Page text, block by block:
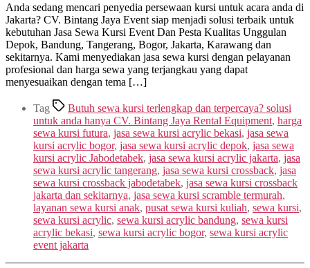
Anda sedang mencari penyedia persewaan kursi untuk acara anda di
Jakarta? CV. Bintang Jaya Event siap menjadi solusi terbaik untuk
kebutuhan Jasa Sewa Kursi Event Dan Pesta Kualitas Unggulan
Depok, Bandung, Tangerang, Bogor, Jakarta, Karawang dan
sekitarnya. Kami menyediakan jasa sewa kursi dengan pelayanan
profesional dan harga sewa yang terjangkau yang dapat
menyesuaikan dengan tema […]
Tag
Butuh sewa kursi terlengkap dan terpercaya? solusi
untuk anda hanya CV. Bintang Jaya Rental Equipment, harga
sewa kursi futura, jasa sewa kursi acrylic bekasi, jasa sewa
kursi acrylic bogor, jasa sewa kursi acrylic depok, jasa sewa
kursi acrylic Jabodetabek, jasa sewa kursi acrylic jakarta, jasa
sewa kursi acrylic tangerang, jasa sewa kursi crossback, jasa
sewa kursi crossback jabodetabek, jasa sewa kursi crossback
jakarta dan sekitarnya, jasa sewa kursi scramble termurah,
layanan sewa kursi anak, pusat sewa kursi kuliah, sewa kursi,
sewa kursi acrylic, sewa kursi acrylic bandung, sewa kursi
acrylic bekasi, sewa kursi acrylic bogor, sewa kursi acrylic
event jakarta